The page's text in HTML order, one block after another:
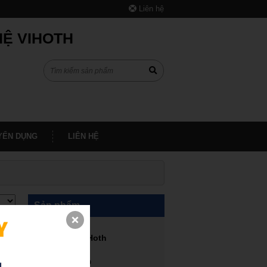
Liên hệ
VIHOTH
DỤNG LIÊN HỆ
Sản phẩm
Máy in 3D ViHoth
Dịch vụ in 3D